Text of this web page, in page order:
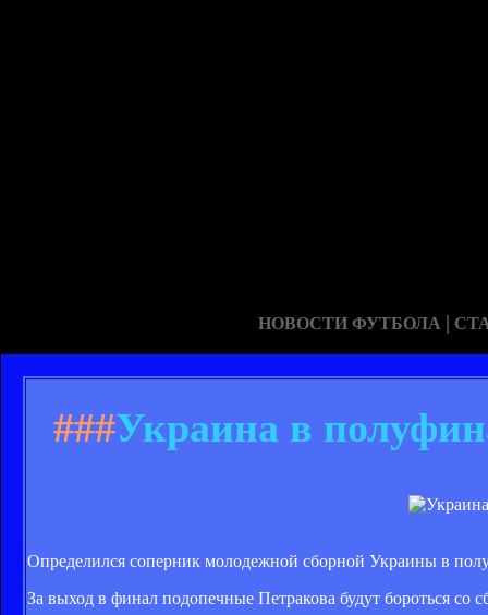
НОВОСТИ ФУТБОЛА |
###Украина в
Определился соперник молодежной сборной Украины в
За выход в финал подопечные Петракова будут бороться